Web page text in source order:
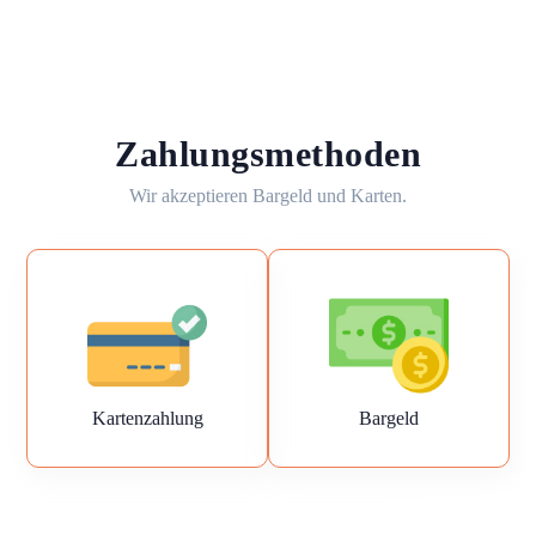
Zahlungsmethoden
Wir akzeptieren Bargeld und Karten.
Kartenzahlung Bargeld